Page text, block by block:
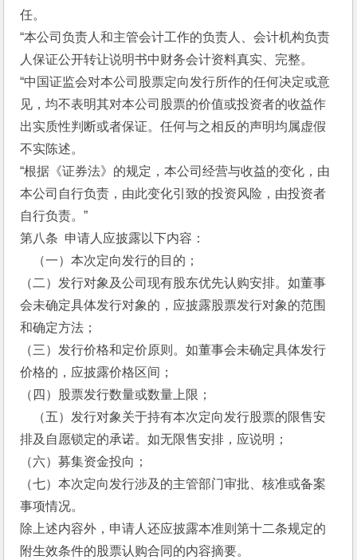
任。
“本公司负责人和主管会计工作的负责人、会计机构负责
人保证公开转让说明书中财务会计资料真实、完整。
“中国证监会对本公司股票定向发行所作的任何决定或意
见，均不表明其对本公司股票的价值或投资者的收益作
出实质性判断或者保证。任何与之相反的声明均属虚假
不实陈述。
“根据《证券法》的规定，本公司经营与收益的变化，由
本公司自行负责，由此变化引致的投资风险，由投资者
自行负责。”
第八条  申请人应披露以下内容：
（一）本次定向发行的目的；
（二）发行对象及公司现有股东优先认购安排。如董事
会未确定具体发行对象的，应披露股票发行对象的范围
和确定方法；
（三）发行价格和定价原则。如董事会未确定具体发行
价格的，应披露价格区间；
（四）股票发行数量或数量上限；
（五）发行对象关于持有本次定向发行股票的限售安
排及自愿锁定的承诺。如无限售安排，应说明；
（六）募集资金投向；
（七）本次定向发行涉及的主管部门审批、核准或备案
事项情况。
除上述内容外，申请人还应披露本准则第十二条规定的
附生效条件的股票认购合同的内容摘要。